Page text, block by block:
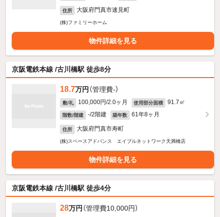
住所 大阪府門真市速見町
(株)ファミリーホーム
物件詳細を見る
京阪電鉄本線 /古川橋駅 徒歩8分
18.7万円 （管理費-）
敷/礼 100,000円/2.0ヶ月 使用部分面積 91.7㎡
階数/階建 -/2階建 築年数 61年8ヶ月
住所 大阪府門真市寿町
(株)スペースアドバンス エイブルネットワーク天満橋店
物件詳細を見る
京阪電鉄本線 /古川橋駅 徒歩4分
28万円 （管理費10,000円）